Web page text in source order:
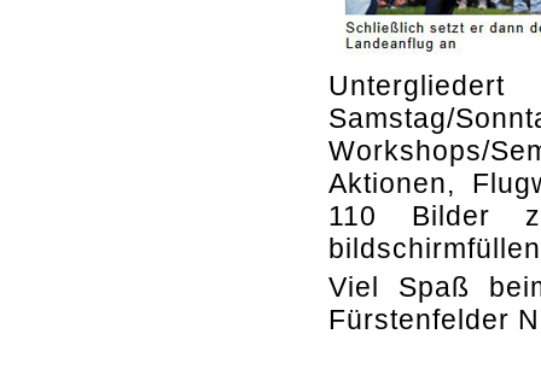
Workshops/
Aktionen,
110 Bilder
Viel Spaß
Fürstenfelder